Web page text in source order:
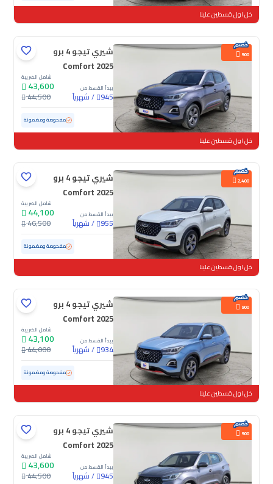
خل اول قسطين علينا
900
شيري تيجو 4 برو
Comfort 2025
يبدأ القسط من
945
/شهرياً
شامل الضريبة
43,600
44,500
مستعملة 26,381 كم ممشى قليل مفحوصة ومضمونة
خل اول قسطين علينا
2,400
شيري تيجو 4 برو
Comfort 2025
يبدأ القسط من
955
/شهرياً
شامل الضريبة
44,100
46,500
مستعملة 21,245 كم ممشى قليل مفحوصة ومضمونة
خل اول قسطين علينا
900
شيري تيجو 4 برو
Comfort 2025
يبدأ القسط من
934
/شهرياً
شامل الضريبة
43,100
44,000
مستعملة 30,773 كم ممشى قليل مفحوصة ومضمونة
خل اول قسطين علينا
900
شيري تيجو 4 برو
Comfort 2025
يبدأ القسط من
945
/شهرياً
شامل الضريبة
43,600
44,500